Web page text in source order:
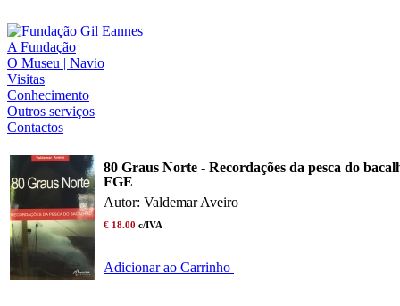
A Fundação
O Museu | Navio
Visitas
Conhecimento
Outros serviços
Contactos
80 Graus Norte - Recordações da pesca do
FGE
Autor: Valdemar Aveiro
€ 18.00 c/IVA
Adicionar ao Carrinho